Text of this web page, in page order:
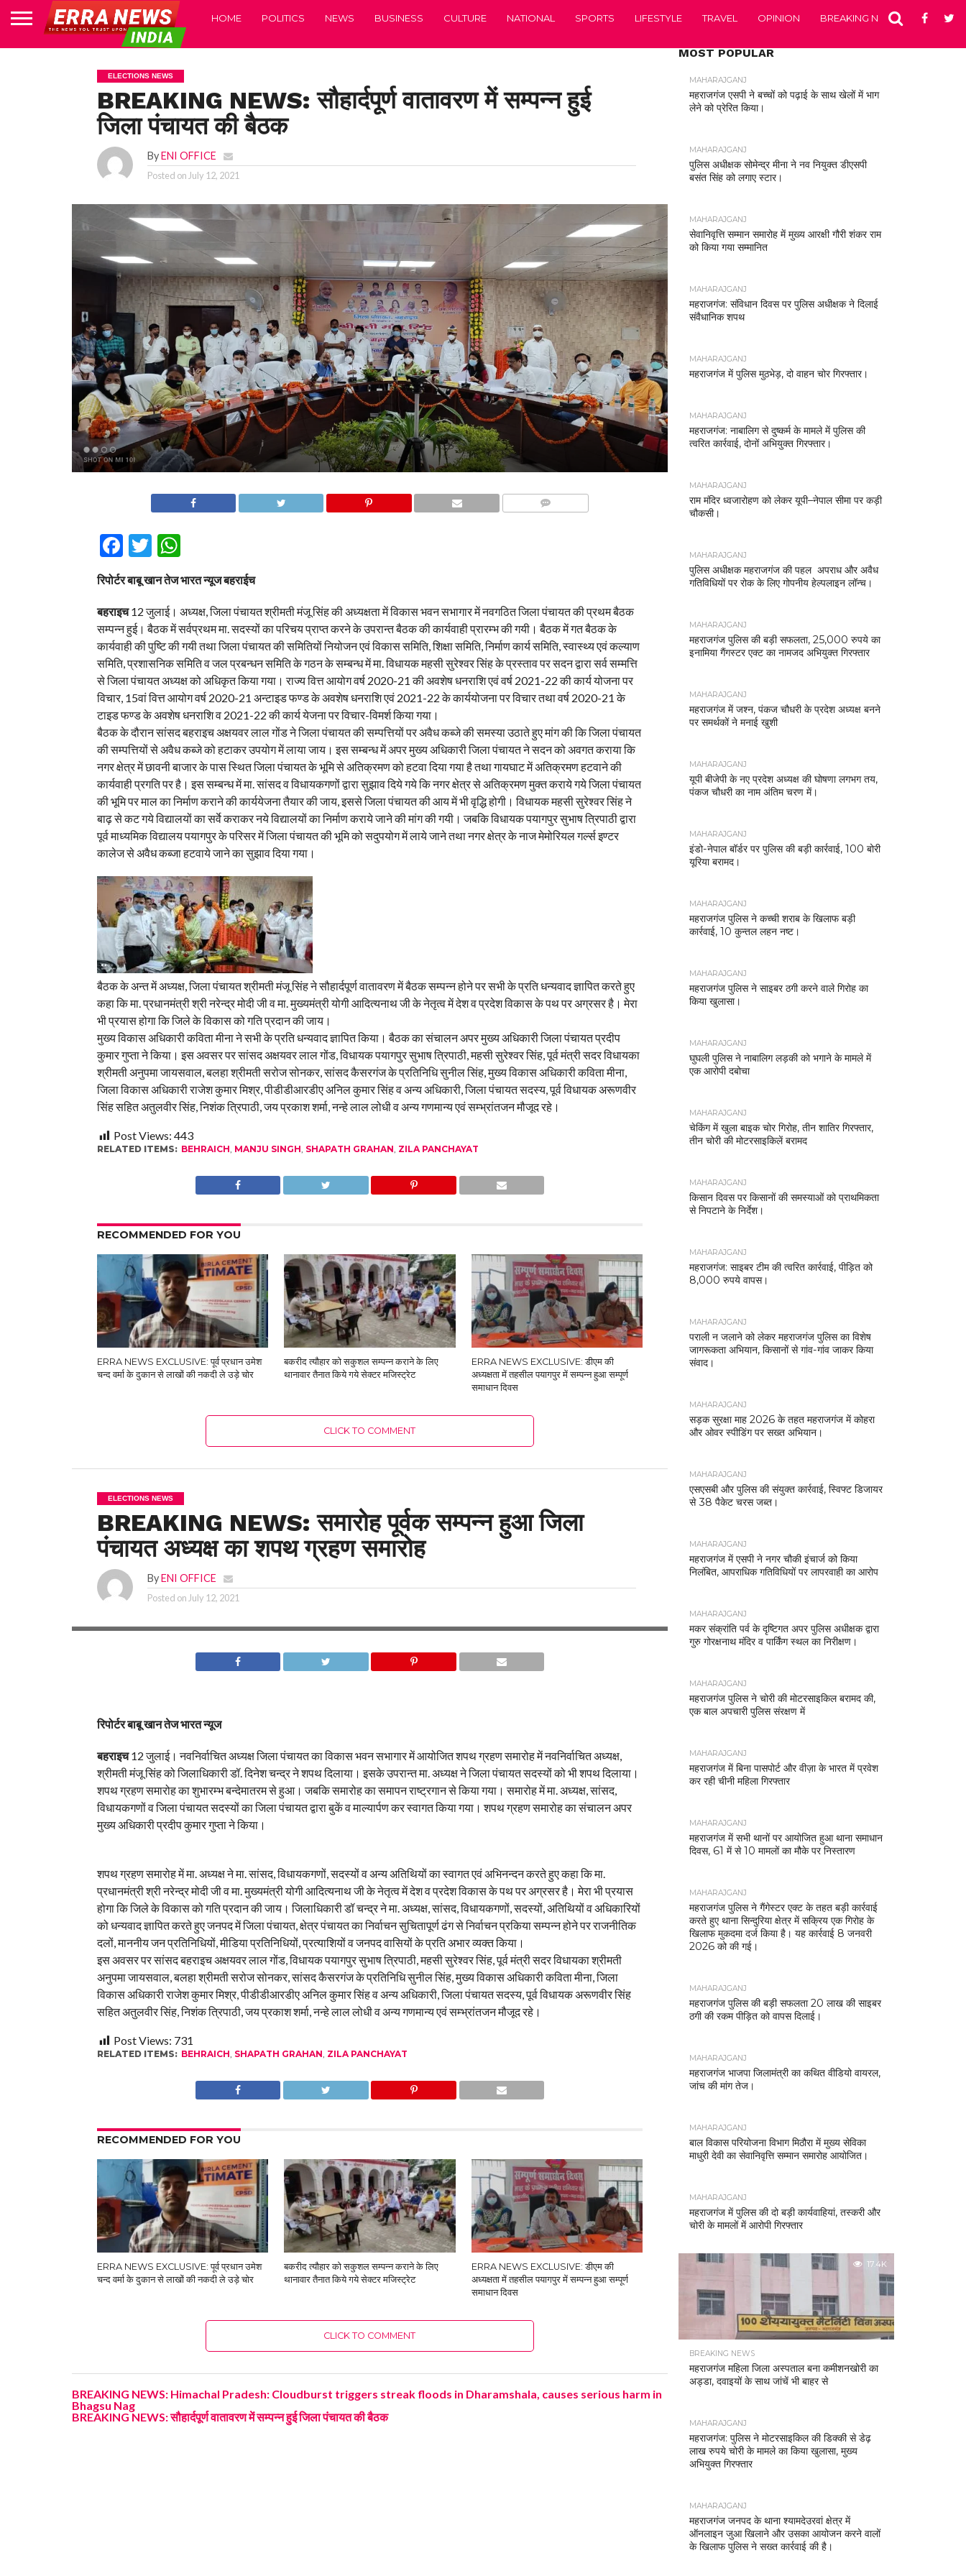
HOME POLITICS NEWS BUSINESS CULTURE NATIONAL SPORTS LIFESTYLE TRAVEL OPINION BREAKING NEWS
ELECTIONS NEWS
BREAKING NEWS: सौहार्दपूर्ण वातावरण में सम्पन्न हुई
जिला पंचायत की बैठक
ByENI OFFICE
Posted on July 12, 2021
Facebook
Twitter
WhatsApp
रिपोर्टर बाबू खान तेज भारत न्यूज बहराईच
बहराइच12 जुलाई। अध्यक्ष, जिला पंचायत श्रीमती मंजू सिंह की अध्यक्षता में विकास भवन सभागार में नवगठित जिला पंचायत की प्रथम बैठक
सम्पन्न हुई। बैठक में सर्वप्रथम मा. सदस्यों का परिचय प्राप्त करने के उपरान्त बैठक की कार्यवाही प्रारम्भ की गयी। बैठक में गत बैठक के
कार्यवाही की पुष्टि की गयी तथा जिला पंचायत की समितियों नियोजन एवं विकास समिति, शिक्षा समिति, निर्माण कार्य समिति, स्वास्थ्य एवं कल्याण
समिति, प्रशासनिक समिति व जल प्रबन्धन समिति के गठन के सम्बन्ध में मा. विधायक महसी सुरेश्वर सिंह के प्रस्ताव पर सदन द्वारा सर्व सम्मत्ति
से जिला पंचायत अध्यक्ष को अधिकृत किया गया। राज्य वित्त आयोग वर्ष 2020-21 की अवशेष धनराशि एवं वर्ष 2021-22 की कार्य योजना पर
विचार, 15वां वित्त आयोग वर्ष 2020-21 अन्टाइड फण्ड के अवशेष धनराशि एवं 2021-22 के कार्ययोजना पर विचार तथा वर्ष 2020-21 के
टाइड फण्ड के अवशेष धनराशि व 2021-22 की कार्य येजना पर विचार-विमर्श किया गया।
बैठक के दौरान सांसद बहराइच अक्षयवर लाल गोंड ने जिला पंचायत की सम्पत्तियों पर अवैध कब्जे की समस्या उठाते हुए मांग की कि जिला पंचायत
की सम्पत्तियों से अवैध कब्जे को हटाकर उपयोग में लाया जाय। इस सम्बन्ध में अपर मुख्य अधिकारी जिला पंचायत ने सदन को अवगत कराया कि
नगर क्षेत्र में छावनी बाजार के पास स्थित जिला पंचायत के भूमि से अतिक्रमण को हटवा दिया गया है तथा गायघाट में अतिक्रमण हटवाने की
कार्यवाही प्रगति पर है। इस सम्बन्ध में मा. सांसद व विधायकगणों द्वारा सुझाव दिये गये कि नगर क्षेत्र से अतिक्रमण मुक्त कराये गये जिला पंचायत
की भूमि पर माल का निर्माण कराने की कार्ययेजना तैयार की जाय, इससे जिला पंचायत की आय में भी वृद्धि होगी। विधायक महसी सुरेश्वर सिंह ने
बाढ़ से कट गये विद्यालयों का सर्वे कराकर नये विद्यालयों का निर्माण कराये जाने की मांग की गयी। जबकि विधायक पयागपुर सुभाष त्रिपाठी द्वारा
पूर्व माध्यमिक विद्यालय पयागपुर के परिसर में जिला पंचायत की भूमि को सदुपयोग में लाये जाने तथा नगर क्षेत्र के नाज मेमोरियल गर्ल्स इण्टर
कालेज से अवैध कब्जा हटवाये जाने का सुझाव दिया गया।
बैठक के अन्त में अध्यक्ष, जिला पंचायत श्रीमती मंजू सिंह ने सौहार्दपूर्ण वातावरण में बैठक सम्पन्न होने पर सभी के प्रति धन्यवाद ज्ञापित करते हुए
कहा कि मा. प्रधानमंत्री श्री नरेन्द्र मोदी जी व मा. मुख्यमंत्री योगी आदित्यनाथ जी के नेतृत्व में देश व प्रदेश विकास के पथ पर अग्रसर है। मेरा
भी प्रयास होगा कि जिले के विकास को गति प्रदान की जाय।
मुख्य विकास अधिकारी कविता मीना ने सभी के प्रति धन्यवाद ज्ञापित किया। बैठक का संचालन अपर मुख्य अधिकारी जिला पंचायत प्रदीप
कुमार गुप्ता ने किया। इस अवसर पर सांसद अक्षयवर लाल गोंड, विधायक पयागपुर सुभाष त्रिपाठी, महसी सुरेश्वर सिंह, पूर्व मंत्री सदर विधायका
श्रीमती अनुपमा जायसवाल, बलहा श्रीमती सरोज सोनकर, सांसद कैसरगंज के प्रतिनिधि सुनील सिंह, मुख्य विकास अधिकारी कविता मीना,
जिला विकास अधिकारी राजेश कुमार मिश्र, पीडीडीआरडीए अनिल कुमार सिंह व अन्य अधिकारी, जिला पंचायत सदस्य, पूर्व विधायक अरूणवीर
सिंह सहित अतुलवीर सिंह, निशंक त्रिपाठी, जय प्रकाश शर्मा, नन्हे लाल लोधी व अन्य गणमान्य एवं सम्भ्रांतजन मौजूद रहे।
Post Views: 443
RELATED ITEMS: BEHRAICH, MANJU SINGH, SHAPATH GRAHAN, ZILA PANCHAYAT
RECOMMENDED FOR YOU
ERRA NEWS EXCLUSIVE: पूर्व प्रधान उमेश
चन्द वर्मा के दुकान से लाखों की नकदी ले उड़े चोर
बकरीद त्यौहार को सकुशल सम्पन्न कराने के लिए
थानावार तैनात किये गये सेक्टर मजिस्ट्रेट
ERRA NEWS EXCLUSIVE: डीएम की
अध्यक्षता में तहसील पयागपुर में सम्पन्न हुआ सम्पूर्ण
समाधान दिवस
CLICK TO COMMENT
ELECTIONS NEWS
BREAKING NEWS: समारोह पूर्वक सम्पन्न हुआ जिला
पंचायत अध्यक्ष का शपथ ग्रहण समारोह
ByENI OFFICE
Posted on July 12, 2021
रिपोर्टर बाबू खान तेज भारत न्यूज
बहराइच12 जुलाई। नवनिर्वाचित अध्यक्ष जिला पंचायत का विकास भवन सभागार में आयोजित शपथ ग्रहण समारोह में नवनिर्वाचित अध्यक्ष,
श्रीमती मंजू सिंह को जिलाधिकारी डॉ. दिनेश चन्द्र ने शपथ दिलाया। इसके उपरान्त मा. अध्यक्ष ने जिला पंचायत सदस्यों को भी शपथ दिलाया।
शपथ ग्रहण समारोह का शुभारम्भ बन्देमातरम से हुआ। जबकि समारोह का समापन राष्ट्रगान से किया गया। समारोह में मा. अध्यक्ष, सांसद,
विधायकगणों व जिला पंचायत सदस्यों का जिला पंचायत द्वारा बुकें व माल्यार्पण कर स्वागत किया गया। शपथ ग्रहण समारोह का संचालन अपर
मुख्य अधिकारी प्रदीप कुमार गुप्ता ने किया।
शपथ ग्रहण समारोह में मा. अध्यक्ष ने मा. सांसद, विधायकगणों, सदस्यों व अन्य अतिथियों का स्वागत एवं अभिनन्दन करते हुए कहा कि मा.
प्रधानमंत्री श्री नरेन्द्र मोदी जी व मा. मुख्यमंत्री योगी आदित्यनाथ जी के नेतृत्व में देश व प्रदेश विकास के पथ पर अग्रसर है। मेरा भी प्रयास
होगा कि जिले के विकास को गति प्रदान की जाय। जिलाधिकारी डॉ चन्द्र ने मा. अध्यक्ष, सांसद, विधायकगणों, सदस्यों, अतिथियों व अधिकारियों
को धन्यवाद ज्ञापित करते हुए जनपद में जिला पंचायत, क्षेत्र पंचायत का निर्वाचन सुचितापूर्ण ढंग से निर्वाचन प्रकिया सम्पन्न होने पर राजनीतिक
दलों, माननीय जन प्रतिनिधियों, मीडिया प्रतिनिधियों, प्रत्याशियों व जनपद वासियों के प्रति अभार व्यक्त किया।
इस अवसर पर सांसद बहराइच अक्षयवर लाल गोंड, विधायक पयागपुर सुभाष त्रिपाठी, महसी सुरेश्वर सिंह, पूर्व मंत्री सदर विधायका श्रीमती
अनुपमा जायसवाल, बलहा श्रीमती सरोज सोनकर, सांसद कैसरगंज के प्रतिनिधि सुनील सिंह, मुख्य विकास अधिकारी कविता मीना, जिला
विकास अधिकारी राजेश कुमार मिश्र, पीडीडीआरडीए अनिल कुमार सिंह व अन्य अधिकारी, जिला पंचायत सदस्य, पूर्व विधायक अरूणवीर सिंह
सहित अतुलवीर सिंह, निशंक त्रिपाठी, जय प्रकाश शर्मा, नन्हे लाल लोधी व अन्य गणमान्य एवं सम्भ्रांतजन मौजूद रहे।
Post Views: 731
RELATED ITEMS: BEHRAICH, SHAPATH GRAHAN, ZILA PANCHAYAT
RECOMMENDED FOR YOU
ERRA NEWS EXCLUSIVE: पूर्व प्रधान उमेश
चन्द वर्मा के दुकान से लाखों की नकदी ले उड़े चोर
बकरीद त्यौहार को सकुशल सम्पन्न कराने के लिए
थानावार तैनात किये गये सेक्टर मजिस्ट्रेट
ERRA NEWS EXCLUSIVE: डीएम की
अध्यक्षता में तहसील पयागपुर में सम्पन्न हुआ सम्पूर्ण
समाधान दिवस
CLICK TO COMMENT
BREAKING NEWS: Himachal Pradesh: Cloudburst triggers streak floods in Dharamshala, causes serious harm in
Bhagsu Nag
BREAKING NEWS: सौहार्दपूर्ण वातावरण में सम्पन्न हुई जिला पंचायत की बैठक
MOST POPULAR
MAHARAJGANJ
महराजगंज एसपी ने बच्चों को पढ़ाई के साथ खेलों में भाग
लेने को प्रेरित किया।
MAHARAJGANJ
पुलिस अधीक्षक सोमेन्द्र मीना ने नव नियुक्त डीएसपी
बसंत सिंह को लगाए स्टार।
MAHARAJGANJ
सेवानिवृत्ति सम्मान समारोह में मुख्य आरक्षी गौरी शंकर राम
को किया गया सम्मानित
MAHARAJGANJ
महराजगंज: संविधान दिवस पर पुलिस अधीक्षक ने दिलाई
संवैधानिक शपथ
MAHARAJGANJ
महराजगंज में पुलिस मुठभेड़, दो वाहन चोर गिरफ्तार।
MAHARAJGANJ
महराजगंज: नाबालिग से दुष्कर्म के मामले में पुलिस की
त्वरित कार्रवाई, दोनों अभियुक्त गिरफ्तार।
MAHARAJGANJ
राम मंदिर ध्वजारोहण को लेकर यूपी–नेपाल सीमा पर कड़ी
चौकसी।
MAHARAJGANJ
पुलिस अधीक्षक महराजगंज की पहल अपराध और अवैध
गतिविधियों पर रोक के लिए गोपनीय हेल्पलाइन लॉन्च।
MAHARAJGANJ
महराजगंज पुलिस की बड़ी सफलता, 25,000 रुपये का
इनामिया गैंगस्टर एक्ट का नामजद अभियुक्त गिरफ्तार
MAHARAJGANJ
महराजगंज में जश्न, पंकज चौधरी के प्रदेश अध्यक्ष बनने
पर समर्थकों ने मनाई खुशी
MAHARAJGANJ
यूपी बीजेपी के नए प्रदेश अध्यक्ष की घोषणा लगभग तय,
पंकज चौधरी का नाम अंतिम चरण में।
MAHARAJGANJ
इंडो-नेपाल बॉर्डर पर पुलिस की बड़ी कार्रवाई, 100 बोरी
यूरिया बरामद।
MAHARAJGANJ
महराजगंज पुलिस ने कच्ची शराब के खिलाफ बड़ी
कार्रवाई, 10 कुन्तल लहन नष्ट।
MAHARAJGANJ
महराजगंज पुलिस ने साइबर ठगी करने वाले गिरोह का
किया खुलासा।
MAHARAJGANJ
घुघली पुलिस ने नाबालिग लड़की को भगाने के मामले में
एक आरोपी दबोचा
MAHARAJGANJ
चेकिंग में खुला बाइक चोर गिरोह, तीन शातिर गिरफ्तार,
तीन चोरी की मोटरसाइकिलें बरामद
MAHARAJGANJ
किसान दिवस पर किसानों की समस्याओं को प्राथमिकता
से निपटाने के निर्देश।
MAHARAJGANJ
महराजगंज: साइबर टीम की त्वरित कार्रवाई, पीड़ित को
8,000 रुपये वापस।
MAHARAJGANJ
पराली न जलाने को लेकर महराजगंज पुलिस का विशेष
जागरूकता अभियान, किसानों से गांव-गांव जाकर किया
संवाद।
MAHARAJGANJ
सड़क सुरक्षा माह 2026 के तहत महराजगंज में कोहरा
और ओवर स्पीडिंग पर सख्त अभियान।
MAHARAJGANJ
एसएसबी और पुलिस की संयुक्त कार्रवाई, स्विफ्ट डिजायर
से 38 पैकेट चरस जब्त।
MAHARAJGANJ
महराजगंज में एसपी ने नगर चौकी इंचार्ज को किया
निलंबित, आपराधिक गतिविधियों पर लापरवाही का आरोप
MAHARAJGANJ
मकर संक्रांति पर्व के दृष्टिगत अपर पुलिस अधीक्षक द्वारा
गुरु गोरक्षनाथ मंदिर व पार्किंग स्थल का निरीक्षण।
MAHARAJGANJ
महराजगंज पुलिस ने चोरी की मोटरसाइकिल बरामद की,
एक बाल अपचारी पुलिस संरक्षण में
MAHARAJGANJ
महराजगंज में बिना पासपोर्ट और वीज़ा के भारत में प्रवेश
कर रही चीनी महिला गिरफ्तार
MAHARAJGANJ
महराजगंज में सभी थानों पर आयोजित हुआ थाना समाधान
दिवस, 61 में से 10 मामलों का मौके पर निस्तारण
MAHARAJGANJ
महराजगंज पुलिस ने गैंगेस्टर एक्ट के तहत बड़ी कार्रवाई
करते हुए थाना सिन्दुरिया क्षेत्र में सक्रिय एक गिरोह के
खिलाफ मुकदमा दर्ज किया है। यह कार्रवाई 8 जनवरी
2026 को की गई।
MAHARAJGANJ
महराजगंज पुलिस की बड़ी सफलता 20 लाख की साइबर
ठगी की रकम पीड़ित को वापस दिलाई।
MAHARAJGANJ
महराजगंज भाजपा जिलामंत्री का कथित वीडियो वायरल,
जांच की मांग तेज।
MAHARAJGANJ
बाल विकास परियोजना विभाग मिठौरा में मुख्य सेविका
माधुरी देवी का सेवानिवृत्ति सम्मान समारोह आयोजित।
MAHARAJGANJ
महराजगंज में पुलिस की दो बड़ी कार्यवाहियां, तस्करी और
चोरी के मामलों में आरोपी गिरफ्तार
17.4K
BREAKING NEWS
महराजगंज महिला जिला अस्पताल बना कमीशनखोरी का
अड्डा, दवाइयों के साथ जांचें भी बाहर से
MAHARAJGANJ
महराजगंज: पुलिस ने मोटरसाइकिल की डिक्की से डेढ़
लाख रुपये चोरी के मामले का किया खुलासा, मुख्य
अभियुक्त गिरफ्तार
MAHARAJGANJ
महराजगंज जनपद के थाना श्यामदेउरवां क्षेत्र में
ऑनलाइन जुआ खिलाने और उसका आयोजन करने वालों
के खिलाफ पुलिस ने सख्त कार्रवाई की है।